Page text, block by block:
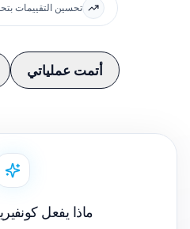
تحسين التقييمات
أتمت عملياتي
ماذا يفعل